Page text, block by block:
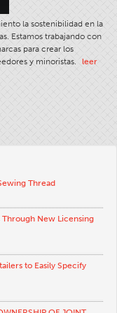
la sostenibilidad en la
Estamos trabajando con
para crear los
y minoristas.
leer
Thread
New Licensing
to Easily Specify